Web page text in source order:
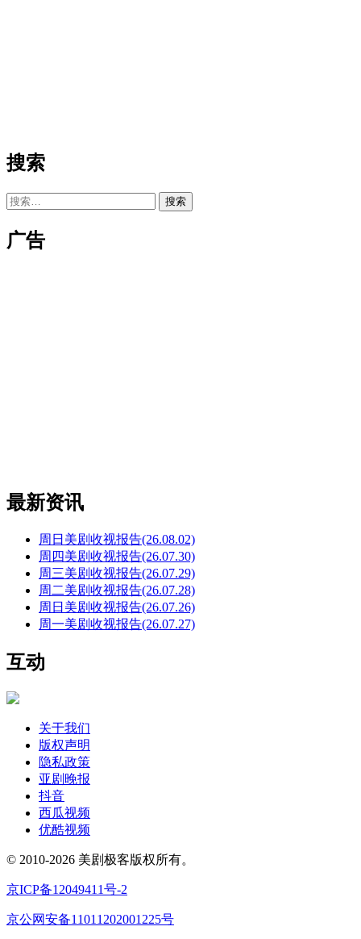
搜索
搜
广告
最新资讯
周日美剧收视报告(26.08.02)
周四美剧收视报告(26.07.30)
周三美剧收视报告(26.07.29)
周二美剧收视报告(26.07.28)
周日美剧收视报告(26.07.26)
周一美剧收视报告(26.07.27)
互动
关于我们
版权声明
隐私政策
亚剧晚报
抖音
西瓜视频
优酷视频
© 2010-2026 美剧极客版权所有。
京ICP备12049411号-2
京公网安备11011202001225号